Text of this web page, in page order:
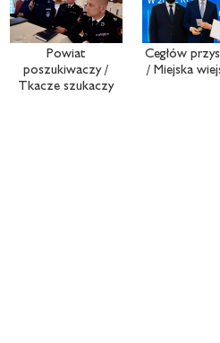
Powiat
poszukiwaczy /
Tkacze szukaczy
Cegłów
/ Miejska